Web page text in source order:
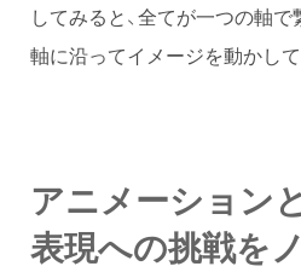
してみると、全てが一つの軸
軸に沿ってイメージを動かし
アニメーション
表現への挑戦を